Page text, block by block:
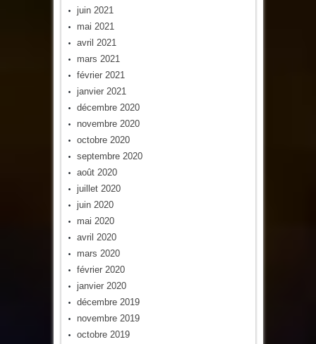
juin 2021
mai 2021
avril 2021
mars 2021
février 2021
janvier 2021
décembre 2020
novembre 2020
octobre 2020
septembre 2020
août 2020
juillet 2020
juin 2020
mai 2020
avril 2020
mars 2020
février 2020
janvier 2020
décembre 2019
novembre 2019
octobre 2019